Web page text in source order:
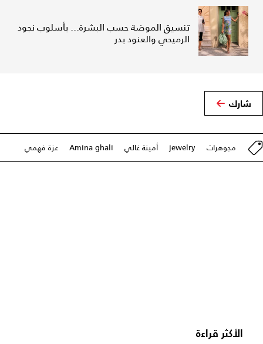
تنسيق الموضة حسب البشرة... بأسلوب نجود
الرميحي والعنود بدر
شارك
مجوهرات jewelry أمينة غالي Amina ghali عزة فهمي
الأكثر قراءة